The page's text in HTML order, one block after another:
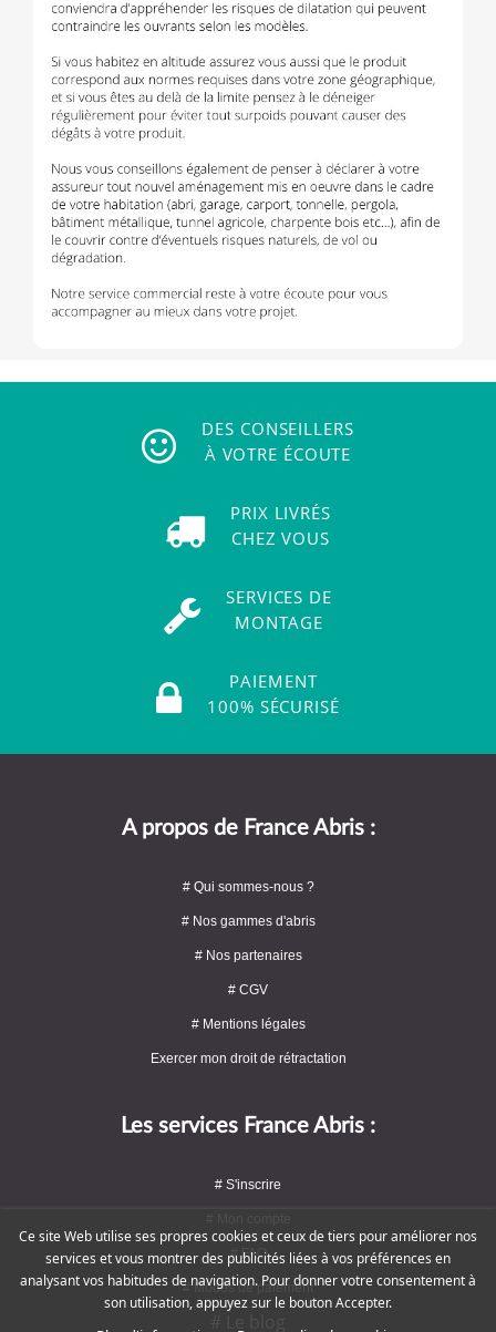
DES CONSEILLERS
À VOTRE ÉCOUTE
PRIX LIVRÉS
CHEZ VOUS
SERVICES DE
MONTAGE
PAIEMENT
100% SÉCURISÉ
A propos de France Abris :
# Qui sommes-nous ?
# Nos gammes d'abris
# Nos partenaires
# CGV
# Mentions légales
Exercer mon droit de rétractation
Les services France Abris :
# S'inscrire
# FAQ
# Modes de paiement
Ce site Web utilise ses propres cookies et ceux de tiers pour améliorer nos
services et vous montrer des publicités liées à vos préférences en
analysant vos habitudes de navigation. Pour donner votre consentement à
son utilisation, appuyez sur le bouton Accepter.